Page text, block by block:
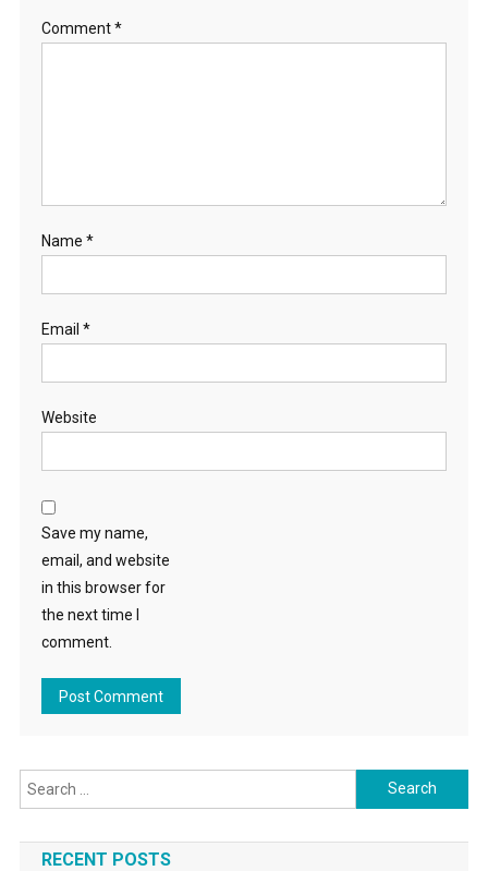
Comment*
Name *
Email *
Website
Save my name,
email, and website
in this browser for
the next time I
comment.
Search for:
RECENT POSTS